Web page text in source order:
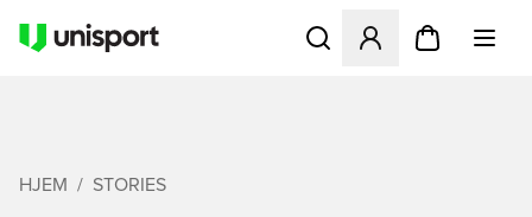
Åbner en Modal til at
HJEM STORIES